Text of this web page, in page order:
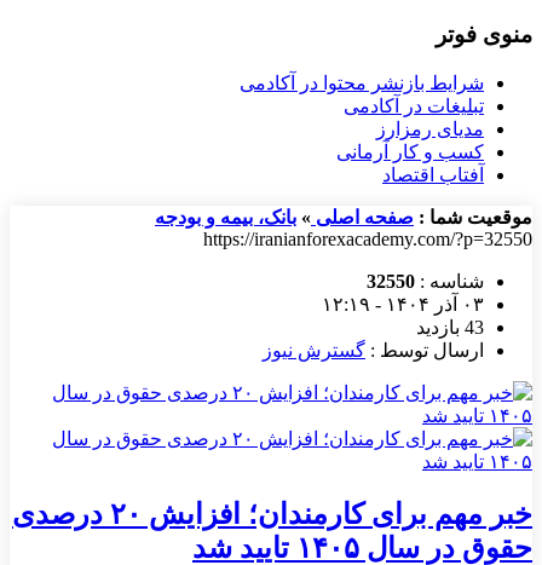
منوی فوتر
شرایط بازنشر محتوا در آکادمی
تبلیغات در آکادمی
مدیای رمزارز
کسب و کار آرمانی
آفتاب اقتصاد
موقعیت شما : صفحه اصلی » بانک، بیمه و بودجه
https://iranianforexacademy.com/?p=32550
شناسه : 32550
۰۳ آذر ۱۴۰۴ - ۱۲:۱۹
43 بازدید
ارسال توسط : گسترش نیوز
خبر مهم برای کارمندان؛ افزایش ۲۰ درصدی
حقوق در سال ۱۴۰۵ تایید شد